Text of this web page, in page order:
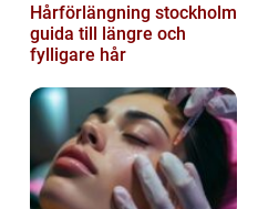
Hårförlängning stockholm
guida till längre och
fylligare hår